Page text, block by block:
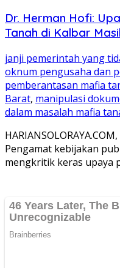
Dr. Herman Hofi:
Tanah di Kalbar
janji pemerintah yang
oknum pengusaha dan
pemberantasan mafia
Barat, manipulasi
dalam masalah mafia
Pengamat kebijakan
mengkritik keras upaya